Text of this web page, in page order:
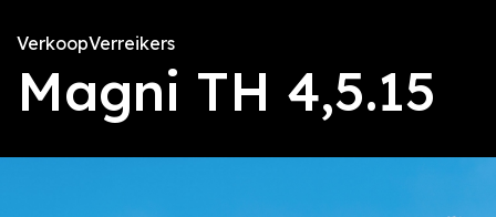
VerkoopVerreikers
Magni TH 4,5.15